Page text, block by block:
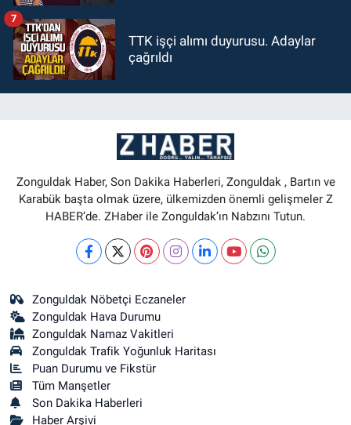
TTK işçi alımı duyurusu. Adaylar
çağrıldı
7
Zonguldak Haber, Son Dakika Haberleri, Zonguldak , Bartın ve
Karabük başta olmak üzere, ülkemizden önemli gelişmeler Z
HABER’de. ZHaber ile Zonguldak’ın Nabzını Tutun.
Zonguldak Nöbetçi Eczaneler
Zonguldak Hava Durumu
Zonguldak Namaz Vakitleri
Zonguldak Trafik Yoğunluk Haritası
Puan Durumu ve Fikstür
Tüm Manşetler
Son Dakika Haberleri
Haber Arşivi